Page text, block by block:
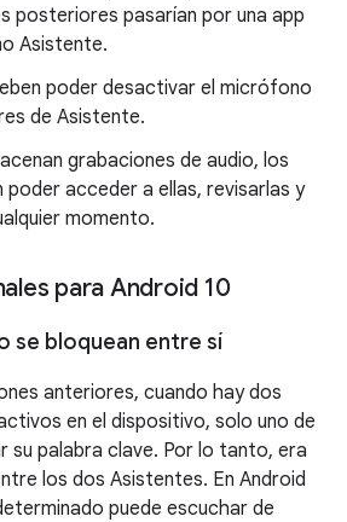
posteriores pasarían por una app
Asistente.
poder desactivar el micrófono
de Asistente.
grabaciones de audio, los
poder acceder a ellas, revisarlas y
momento.
para Android 10
se bloquean entre sí
anteriores, cuando hay dos
en el dispositivo, solo uno de
su palabra clave. Por lo tanto, era
los dos Asistentes. En Android
puede escuchar de